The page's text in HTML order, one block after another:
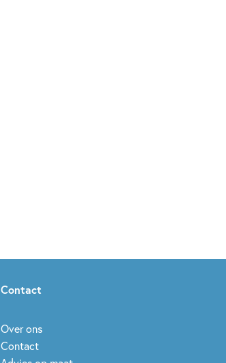
Contact
Over ons
Contact